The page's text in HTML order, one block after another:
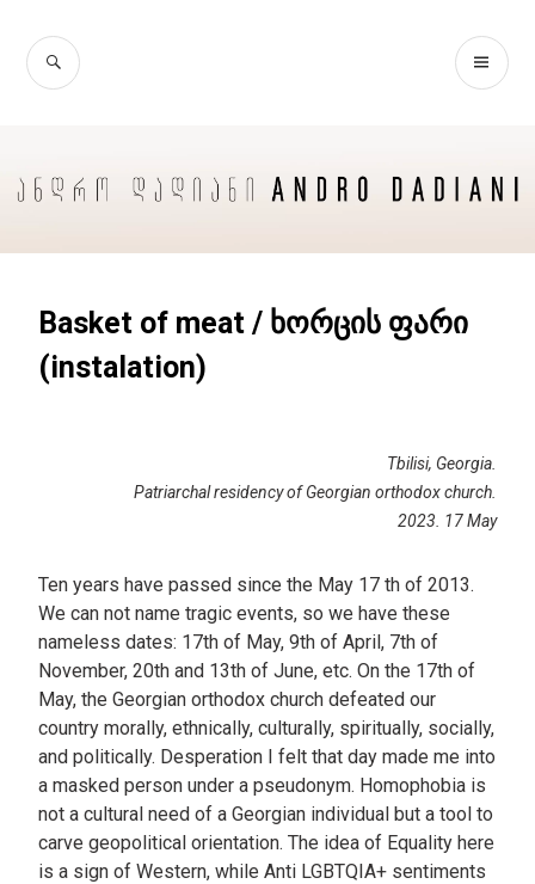
Basket of meat / ხორცის ფარი
(instalation)
Tbilisi, Georgia.
Patriarchal residency of Georgian orthodox church.
2023. 17 May
Ten years have passed since the May 17 th of 2013.
We can not name tragic events, so we have these
nameless dates: 17th of May, 9th of April, 7th of
November, 20th and 13th of June, etc. On the 17th of
May, the Georgian orthodox church defeated our
country morally, ethnically, culturally, spiritually, socially,
and politically. Desperation I felt that day made me into
a masked person under a pseudonym. Homophobia is
not a cultural need of a Georgian individual but a tool to
carve geopolitical orientation. The idea of Equality here
is a sign of Western, while Anti LGBTQIA+ sentiments